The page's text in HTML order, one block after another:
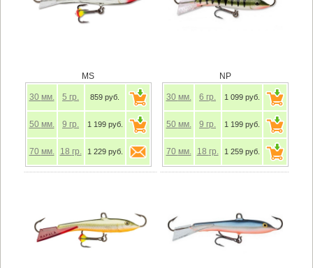
MS
30 мм. 5 гр. 859 руб.
50 мм. 9 гр. 1 199 руб.
70 мм. 18 гр. 1 229 руб.
NP
30 мм. 6 гр. 1 099 руб.
50 мм. 9 гр. 1 199 руб.
70 мм. 18 гр. 1 259 руб.